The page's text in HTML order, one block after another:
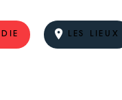
LES LIEUX